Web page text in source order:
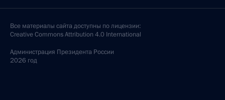
Все материалы сайта доступны по лицензии:
Creative Commons Attribution 4.0 International
Администрация Президента России
2026 год